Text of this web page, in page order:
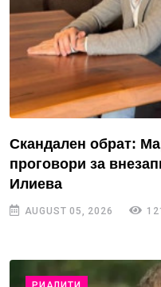
Скандален обрат:
проговори за
Илиева
AUGUST 05, 2026